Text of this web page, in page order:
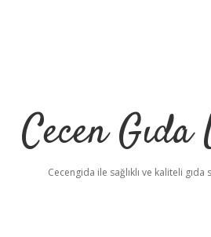
Cecen
Cecengida ile sağlıklı ve kaliteli